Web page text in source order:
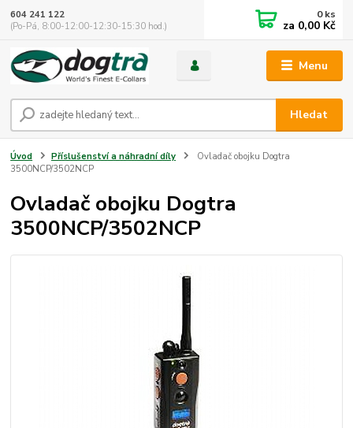
Menu
Hledat
604 241 122
(Po-Pá, 8:00-12:00-12:30-15:30 hod.)
0ks
za 0,00 Kč
Úvod Příslušenství a náhradní díly
Ovladač obojku Dogtra
3500NCP/3502NCP
Ovladač obojku Dogtra
3500NCP/3502NCP